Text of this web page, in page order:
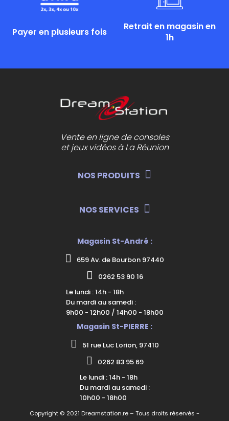
Payer en plusieurs fois
Retrait en magasin en
1h
Vente en ligne de consoles
et jeux vidéos à La Réunion
NOS PRODUITS
NOS SERVICES
Magasin St-André :
659 Av. de Bourbon 97440
0262 53 90 16
Le lundi : 14h - 18h
Du mardi au samedi :
9h00 - 12h00 / 14h00 - 18h00
Magasin St-PIERRE :
51 rue Luc Lorion, 97410
0262 83 95 69
Le lundi : 14h - 18h
Du mardi au samedi :
10h00 - 18h00
Copyright © 2021 Dreamstation.re – Tous droits réservés -